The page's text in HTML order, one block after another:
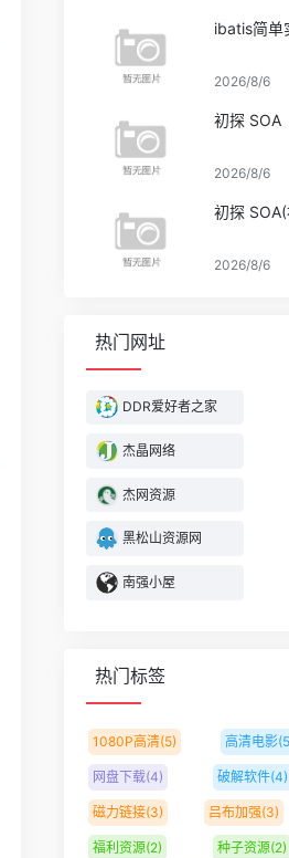
ibatis简单
2026/8/6
初探 SOA
2026/8/6
初探
2026/8/6
热门网址
DDR爱好者之家
杰晶网络
杰网资源
黑松山资源网
南强小屋
热门标签
1080P高清(5) 高清电影
网盘下载(4) 破解软件(4)
磁力链接(3) 吕布加强(3)
福利资源(2) 种子资源(2)